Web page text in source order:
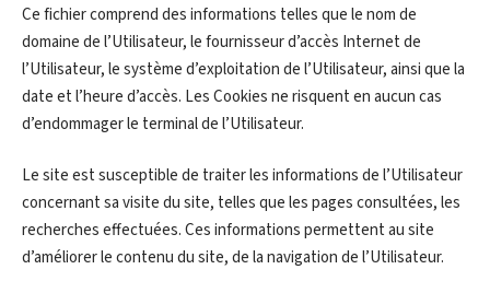
Ce fichier comprend des informations telles que le nom de
domaine de l’Utilisateur, le fournisseur d’accès Internet de
l’Utilisateur, le système d’exploitation de l’Utilisateur, ainsi que la
date et l’heure d’accès. Les Cookies ne risquent en aucun cas
d’endommager le terminal de l’Utilisateur.
Le site est susceptible de traiter les informations de l’Utilisateur
concernant sa visite du site, telles que les pages consultées, les
recherches effectuées. Ces informations permettent au site
d’améliorer le contenu du site, de la navigation de l’Utilisateur.